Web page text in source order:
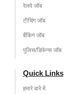
रेलवे जॉब
टीचिंग जॉब
बैंकिंग जॉब
पुलिस/डिफेन्स जॉब
Quick Links
हमारे बारे में